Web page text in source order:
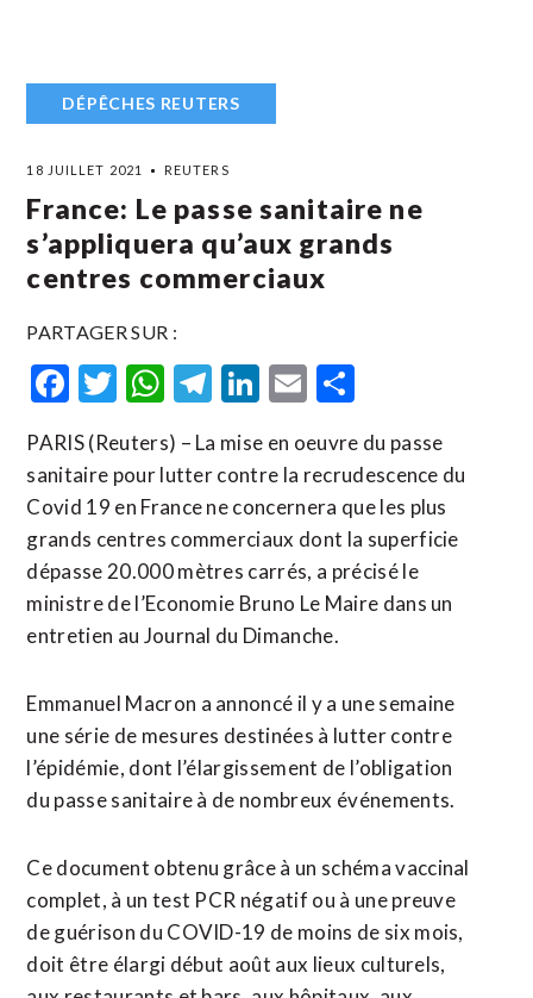
DÉPÊCHES REUTERS
18 JUILLET 2021 REUTERS
France: Le passe sanitaire ne
s’appliquera qu’aux grands
centres commerciaux
PARTAGER SUR :
Facebook
Twitter
WhatsApp
Telegram
LinkedIn
Email
PARIS (Reuters) – La mise en oeuvre du passe
sanitaire pour lutter contre la recrudescence du
Covid 19 en France ne concernera que les plus
grands centres commerciaux dont la superficie
dépasse 20.000 mètres carrés, a précisé le
ministre de l’Economie Bruno Le Maire dans un
entretien au Journal du Dimanche.
Emmanuel Macron a annoncé il y a une semaine
une série de mesures destinées à lutter contre
l’épidémie, dont l’élargissement de l’obligation
du passe sanitaire à de nombreux événements.
Ce document obtenu grâce à un schéma vaccinal
complet, à un test PCR négatif ou à une preuve
de guérison du COVID-19 de moins de six mois,
doit être élargi début août aux lieux culturels,